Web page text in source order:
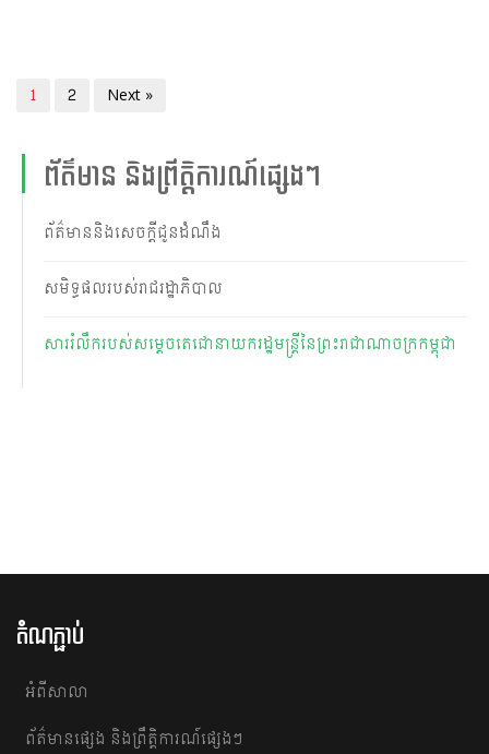
1 2 Next »
ព័ត៌មាន និងព្រឹត្តិការណ៍ផ្សេងៗ
ព័ត៌មាននិងសេចក្តីជូនដំណឹង
សមិទ្ធផលរបស់រាជរដ្ឋាភិបាល
សាររំលឹករបស់សម្តេចតេជោនាយករដ្ឋមន្ត្រីនៃព្រះរាជាណាចក្រកម្ពុជា
តំណភ្ជាប់
អំពីសាលា
ព័ត៌មានផ្សេង និង​​ព្រឹត្តិការណ៍ផ្សេងៗ